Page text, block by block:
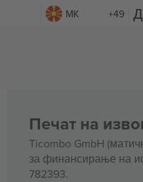
MK +49
Печат на
Ticombo GmbH
за финансирање на
782393.